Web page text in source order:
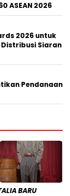
ASEAN 2026
2026 untuk
Distribusi Siaran
Pendanaan
BARU